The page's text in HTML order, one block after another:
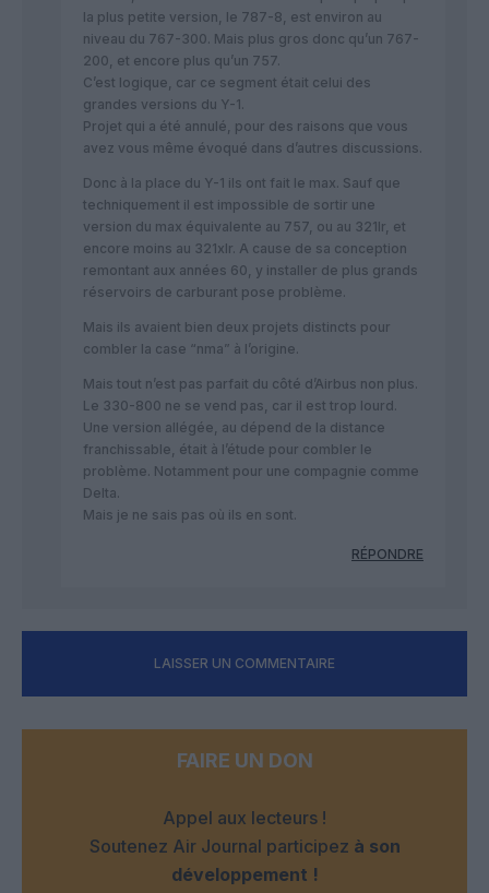
la plus petite version, le 787-8, est environ au
niveau du 767-300. Mais plus gros donc qu’un 767-
200, et encore plus qu’un 757.
C’est logique, car ce segment était celui des
grandes versions du Y-1.
Projet qui a été annulé, pour des raisons que vous
avez vous même évoqué dans d’autres discussions.
Donc à la place du Y-1 ils ont fait le max. Sauf que
techniquement il est impossible de sortir une
version du max équivalente au 757, ou au 321lr, et
encore moins au 321xlr. A cause de sa conception
remontant aux années 60, y installer de plus grands
réservoirs de carburant pose problème.
Mais ils avaient bien deux projets distincts pour
combler la case “nma” à l’origine.
Mais tout n’est pas parfait du côté d’Airbus non plus.
Le 330-800 ne se vend pas, car il est trop lourd.
Une version allégée, au dépend de la distance
franchissable, était à l’étude pour combler le
problème. Notamment pour une compagnie comme
Delta.
Mais je ne sais pas où ils en sont.
RÉPONDRE
LAISSER UN COMMENTAIRE
FAIRE UN DON
Appel aux lecteurs !
Soutenez Air Journal participez à son
développement !